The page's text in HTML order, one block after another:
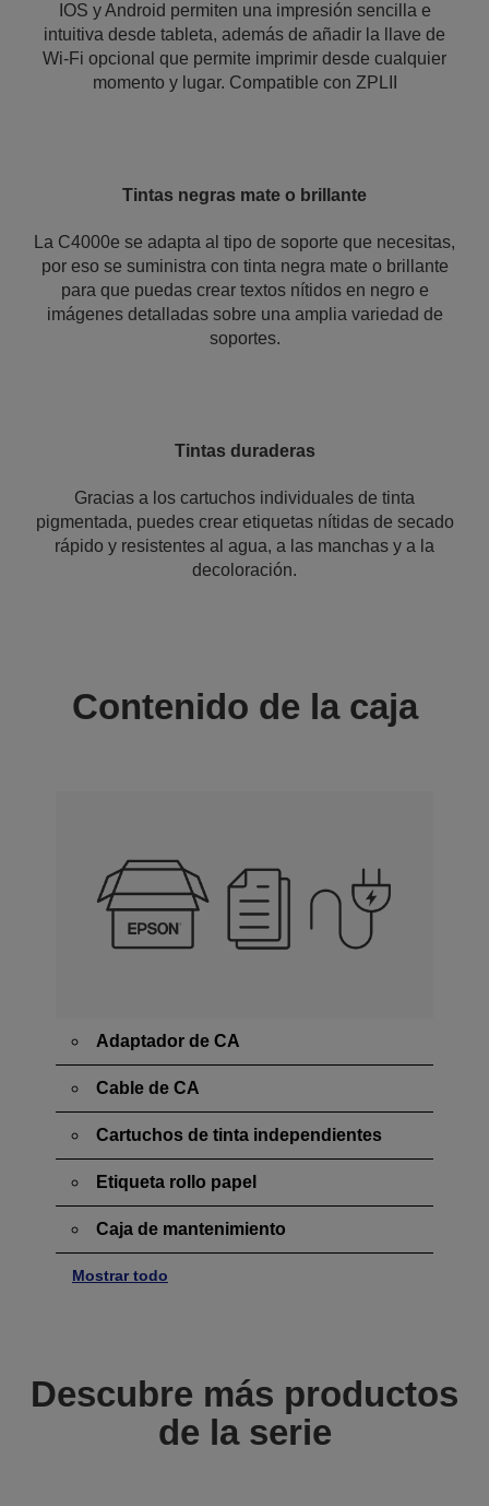
IOS y Android permiten una impresión sencilla e
intuitiva desde tableta, además de añadir la llave de
Wi-Fi opcional que permite imprimir desde cualquier
momento y lugar. Compatible con ZPLII
Tintas negras mate o brillante
La C4000e se adapta al tipo de soporte que necesitas,
por eso se suministra con tinta negra mate o brillante
para que puedas crear textos nítidos en negro e
imágenes detalladas sobre una amplia variedad de
soportes.
Tintas duraderas
Gracias a los cartuchos individuales de tinta
pigmentada, puedes crear etiquetas nítidas de secado
rápido y resistentes al agua, a las manchas y a la
decoloración.
Contenido de la caja
Adaptador de CA
Cable de CA
Cartuchos de tinta independientes
Etiqueta rollo papel
Caja de mantenimiento
Mostrar todo
Descubre más productos
de la serie